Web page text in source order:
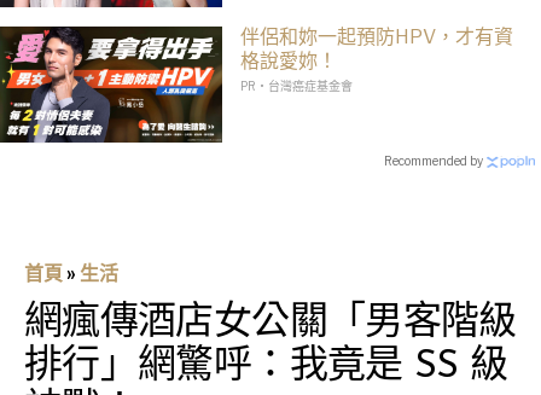
伴侶和妳一起預防HPV，才有資
格說愛妳！
PR・台灣癌症基金會
Recommended by
首頁 » 生活
網瘋傳酒店女公關「男客階級
排行」網驚呼：我竟是 SS 級